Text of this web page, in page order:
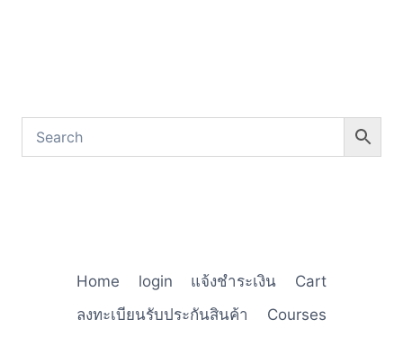
Home login แจ้งชำระเงิน
Cart
ลงทะเบียนรับประกันสินค้า
Courses